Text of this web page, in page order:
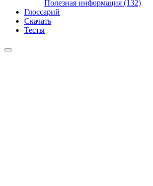
Полезная информация (132)
Глоссарий
Скачать
Тесты